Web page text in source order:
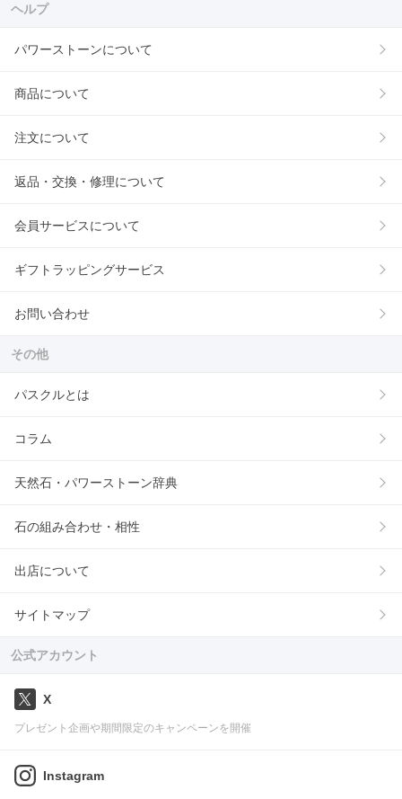
ヘルプ
パワーストーンについて
商品について
注文について
返品・交換・修理について
会員サービスについて
ギフトラッピングサービス
お問い合わせ
その他
パスクルとは
コラム
天然石・パワーストーン辞典
石の組み合わせ・相性
出店について
サイトマップ
公式アカウント
X
プレゼント企画や期間限定のキャンペーンを開催
Instagram